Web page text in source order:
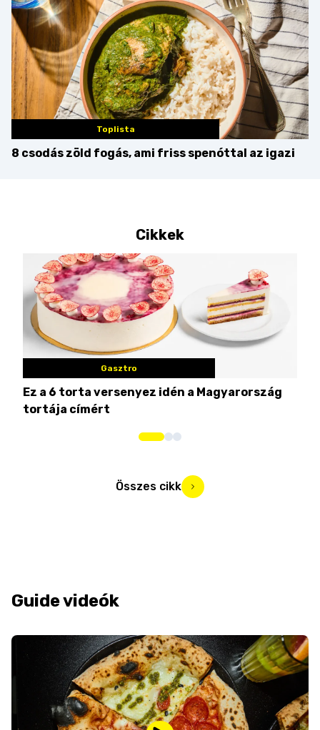
Toplista
8 csodás zöld fogás, ami friss spenóttal az igazi
Cikkek
Gasztro
Ez a 6 torta versenyez idén a Magyarország
tortája címért
Összes cikk
Guide videók